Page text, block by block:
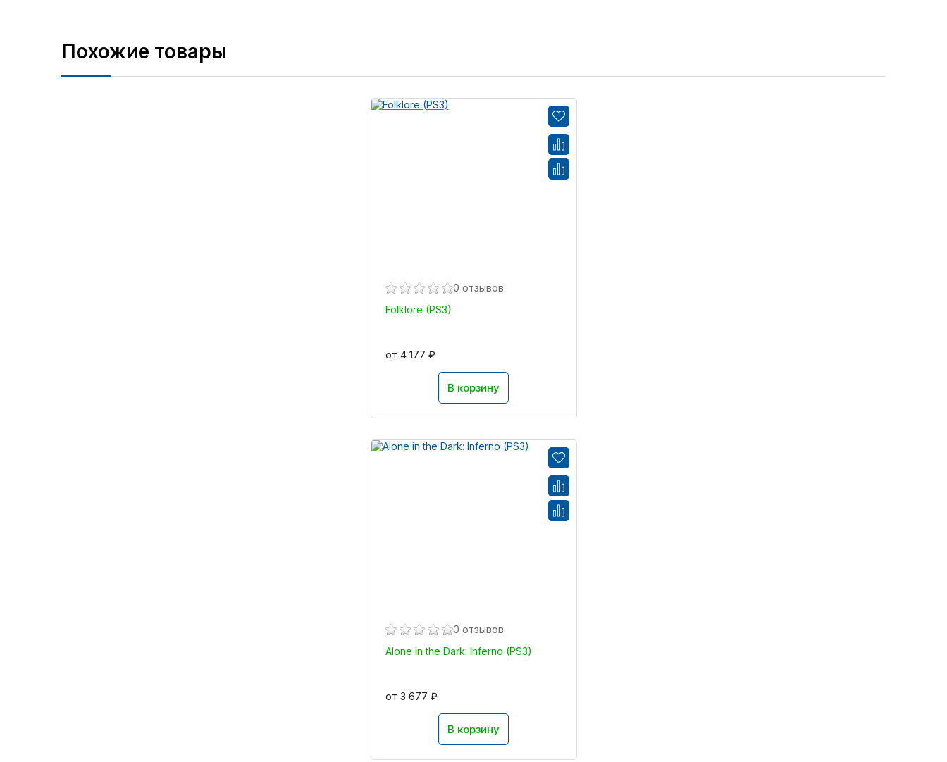
Похожие товары
0 отзывов
Folklore (PS3)
от 4 177 ₽
В корзину
0 отзывов
Alone in the Dark: Inferno (PS3)
от 3 677 ₽
В корзину